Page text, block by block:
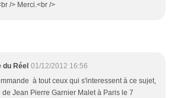
/> Merci.<br />
Réel 01/12/2012 16:56
à tout ceux qui s'interessent à ce sujet,
de Jean Pierre Garnier Malet à Paris le 7